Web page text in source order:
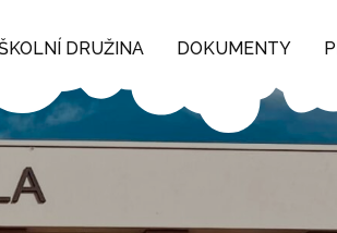
DRUŽINA DOKUMENTY